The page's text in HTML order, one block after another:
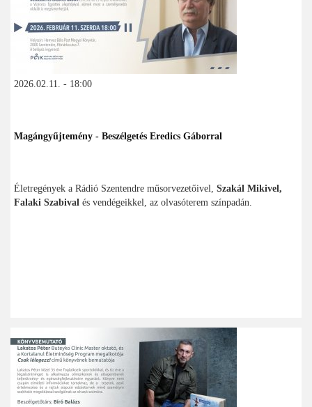
2026.02.11. - 18:00
Magángyűjtemény - Beszélgetés Eredics Gáborral
Életregények a Rádió Szentendre műsorvezetőivel, Szakál Mikivel,
Falaki Szabival és vendégeikkel, az olvasóterem színpadán.